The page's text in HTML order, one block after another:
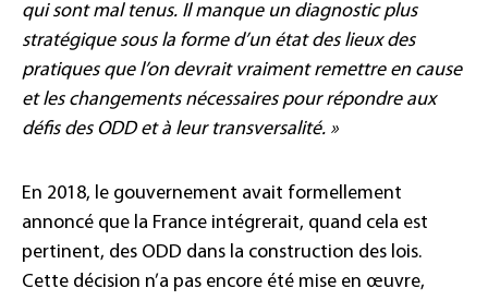
qui sont mal tenus. Il manque un diagnostic plus
stratégique sous la forme d’un état des lieux des
pratiques que l’on devrait vraiment remettre en cause
et les changements nécessaires pour répondre aux
défis des ODD et à leur transversalité. »
En 2018, le gouvernement avait formellement
annoncé que la France intégrerait, quand cela est
pertinent, des ODD dans la construction des lois.
Cette décision n’a pas encore été mise en œuvre,